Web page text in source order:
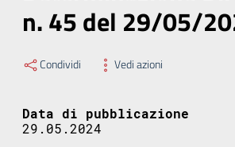
n. 45 del 29/05/
Condividi Vedi azioni
Data di pubblicazione
29.05.2024